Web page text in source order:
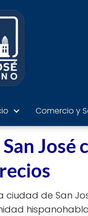
Comercio y
José
ciudad de San